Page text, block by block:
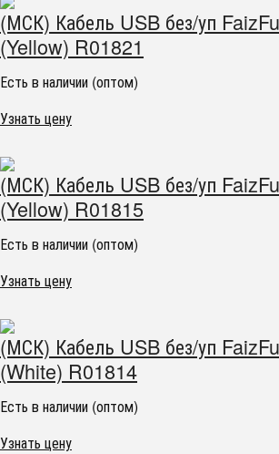
(МСК) Кабель USB без/уп
(Yellow) R01821
Есть в наличии (оптом)
Узнать цену
(МСК) Кабель USB без/уп
(Yellow) R01815
Есть в наличии (оптом)
Узнать цену
(МСК) Кабель USB без/уп
(White) R01814
Есть в наличии (оптом)
Узнать цену